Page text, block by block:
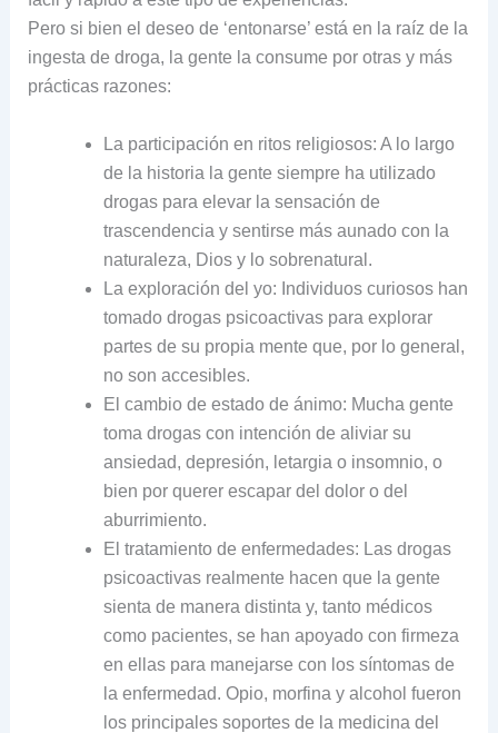
Pero si bien el deseo de ‘entonarse’ está en la raíz de la
ingesta de droga, la gente la consume por otras y más
prácticas razones:
La participación en ritos religiosos: A lo largo
de la historia la gente siempre ha utilizado
drogas para elevar la sensación de
trascendencia y sentirse más aunado con la
naturaleza, Dios y lo sobrenatural.
La exploración del yo: Individuos curiosos han
tomado drogas psicoactivas para explorar
partes de su propia mente que, por lo general,
no son accesibles.
El cambio de estado de ánimo: Mucha gente
toma drogas con intención de aliviar su
ansiedad, depresión, letargia o insomnio, o
bien por querer escapar del dolor o del
aburrimiento.
El tratamiento de enfermedades: Las drogas
psicoactivas realmente hacen que la gente
sienta de manera distinta y, tanto médicos
como pacientes, se han apoyado con firmeza
en ellas para manejarse con los síntomas de
la enfermedad. Opio, morfina y alcohol fueron
los principales soportes de la medicina del